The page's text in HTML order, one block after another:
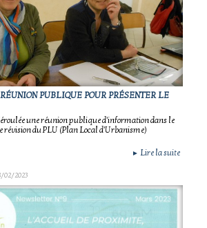
PUBLIQUE POUR PRÉSENTER LE
une réunion publique d'information dans le
révision du PLU (Plan Local d'Urbanisme)
► Lire la suite
02/2023